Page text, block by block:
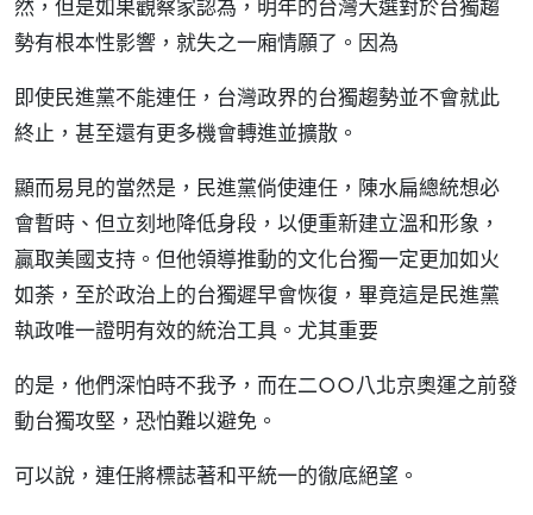
然，但是如果觀察家認為，明年的台灣大選對於台獨趨
勢有根本性影響，就失之一廂情願了。因為
即使民進黨不能連任，台灣政界的台獨趨勢並不會就此
終止，甚至還有更多機會轉進並擴散。
顯而易見的當然是，民進黨倘使連任，陳水扁總統想必
會暫時、但立刻地降低身段，以便重新建立溫和形象，
贏取美國支持。但他領導推動的文化台獨一定更加如火
如荼，至於政治上的台獨遲早會恢復，畢竟這是民進黨
執政唯一證明有效的統治工具。尤其重要
的是，他們深怕時不我予，而在二○○八北京奧運之前發
動台獨攻堅，恐怕難以避免。
可以說，連任將標誌著和平統一的徹底絕望。